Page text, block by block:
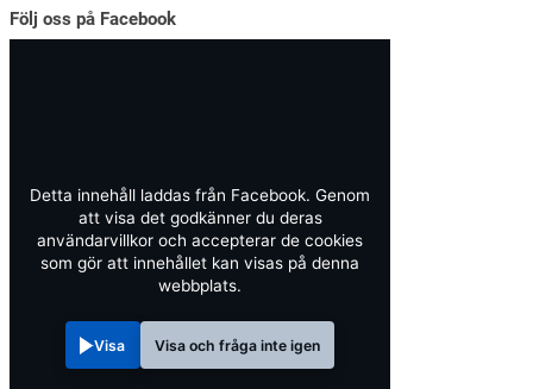
Följ oss på Facebook
Detta innehåll laddas från Facebook. Genom
att visa det godkänner du deras
användarvillkor och accepterar de cookies
som gör att innehållet kan visas på denna
webbplats.
Visa Visa och fråga inte igen